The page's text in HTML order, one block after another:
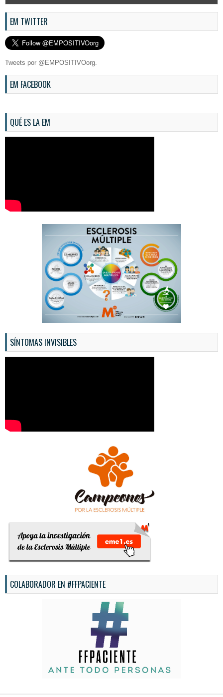
EM TWITTER
Tweets por @EMPOSITIVOorg.
EM FACEBOOK
QUÉ ES LA EM
SÍNTOMAS INVISIBLES
COLABORADOR EN #FFPACIENTE